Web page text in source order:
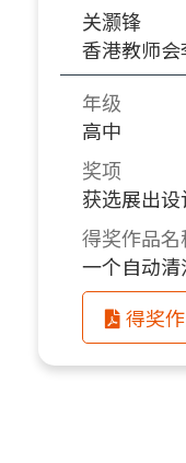
关灏锋
香港教师
年级
高中
奖项
获选展出
得奖作品名
一个自动
得奖